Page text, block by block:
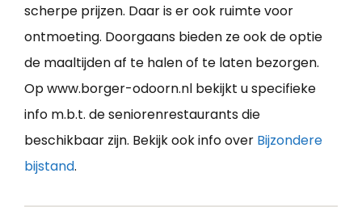
scherpe prijzen. Daar is er ook ruimte voor
ontmoeting. Doorgaans bieden ze ook de optie
de maaltijden af te halen of te laten bezorgen.
Op www.borger-odoorn.nl bekijkt u specifieke
info m.b.t. de seniorenrestaurants die
beschikbaar zijn. Bekijk ook info over Bijzondere
bijstand.